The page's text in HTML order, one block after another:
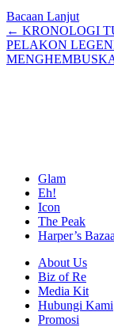
Bacaan Lanjut
Posts
navigation
← KRONOLOGI
PELAKON
Glam
Eh!
Icon
The Peak
Harper’s
About Us
Biz of Re
Media Kit
Hubungi Kami
Promosi